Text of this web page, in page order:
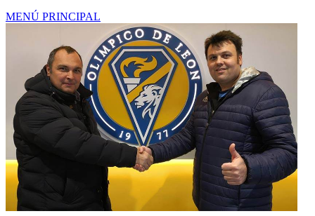
MENÚ PRINCIPAL